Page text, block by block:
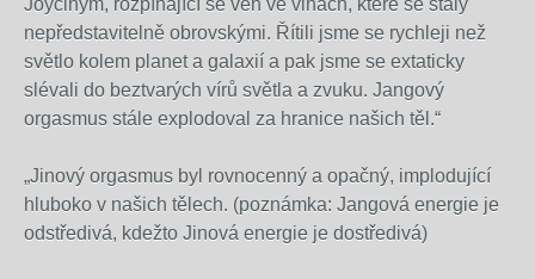
Joyciným, rozpínající se ven ve vlnách, které se staly
nepředstavitelně obrovskými. Řítili jsme se rychleji než
světlo kolem planet a galaxií a pak jsme se extaticky
slévali do beztvarých vírů světla a zvuku. Jangový
orgasmus stále explodoval za hranice našich těl.“
„Jinový orgasmus byl rovnocenný a opačný, implodující
hluboko v našich tělech. (poznámka: Jangová energie je
odstředivá, kdežto Jinová energie je dostředivá)